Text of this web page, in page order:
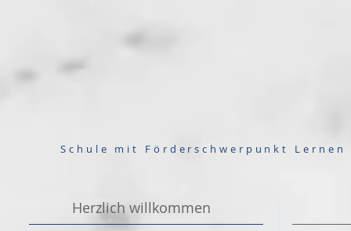
Schule mit Förderschwerpunkt
Herzlich willkommen